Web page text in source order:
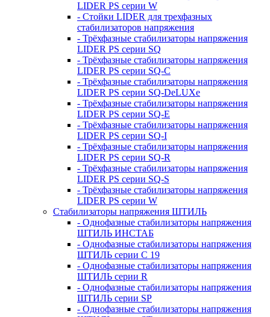
LIDER PS серии W
- Стойки LIDER для трехфазных
стабилизаторов напряжения
- Трёхфазные стабилизаторы напряжения
LIDER PS серии SQ
- Трёхфазные стабилизаторы напряжения
LIDER PS серии SQ-C
- Трёхфазные стабилизаторы напряжения
LIDER PS серии SQ-DeLUXe
- Трёхфазные стабилизаторы напряжения
LIDER PS серии SQ-E
- Трёхфазные стабилизаторы напряжения
LIDER PS серии SQ-I
- Трёхфазные стабилизаторы напряжения
LIDER PS серии SQ-R
- Трёхфазные стабилизаторы напряжения
LIDER PS серии SQ-S
- Трёхфазные стабилизаторы напряжения
LIDER PS серии W
Стабилизаторы напряжения ШТИЛЬ
- Однофазные стабилизаторы напряжения
ШТИЛЬ ИНСТАБ
- Однофазные стабилизаторы напряжения
ШТИЛЬ серии C 19
- Однофазные стабилизаторы напряжения
ШТИЛЬ серии R
- Однофазные стабилизаторы напряжения
ШТИЛЬ серии SP
- Однофазные стабилизаторы напряжения